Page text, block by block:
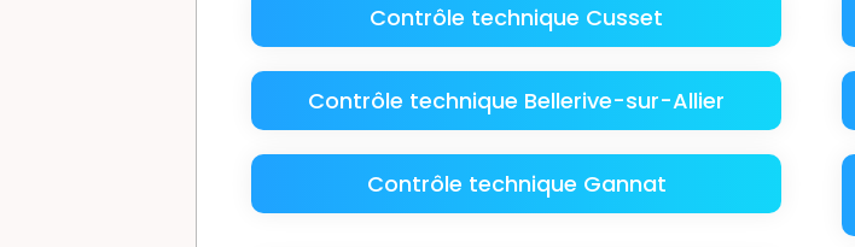
Contrôle technique Cusset
Contrôle technique Bellerive-sur-Allier
Contrôle technique Gannat